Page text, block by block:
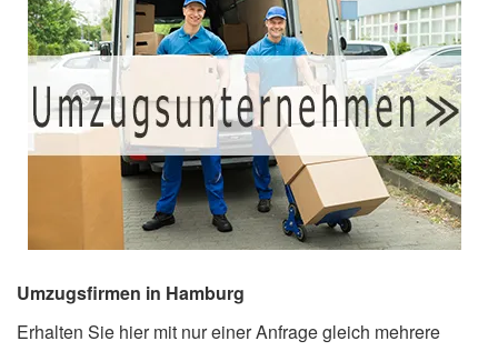
Umzugsfirmen in Hamburg
Erhalten Sie hier mit nur einer Anfrage gleich mehrere